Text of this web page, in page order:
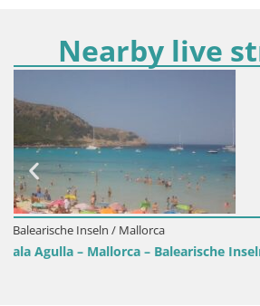
Nearby live
Spanien / Balearische Inseln /
Cala Agulla webcam –